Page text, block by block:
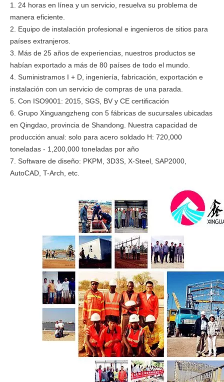
1. 24 horas en línea y un servicio, resuelva su problema de
manera eficiente.
2. Equipo de instalación profesional e ingenieros de sitios para
países extranjeros.
3. Más de 25 años de experiencias, nuestros productos se
habían exportado a más de 80 países de todo el mundo.
4. Suministramos I + D, ingeniería, fabricación, exportación e
instalación con un servicio de compras de una parada.
5. Con ISO9001: 2015, SGS, BV y CE certificación
6. Grupo Xinguangzheng con 5 fábricas de sucursales ubicadas
en Qingdao, provincia de Shandong. Nuestra capacidad de
producción anual: solo para acero soldado H: 720,000
toneladas - 1,200,000 toneladas por año
7. Software de diseño: PKPM, 3D3S, X-Steel, SAP2000,
AutoCAD, T-Arch, etc.